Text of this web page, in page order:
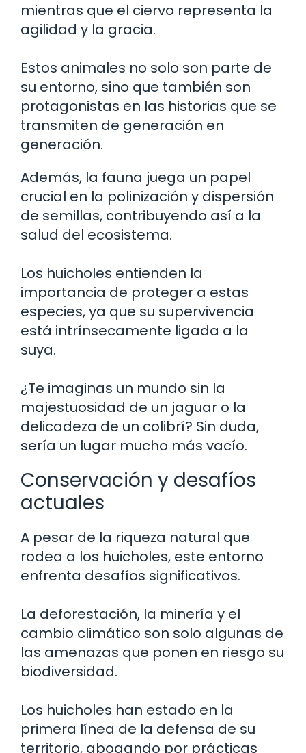
mientras que el ciervo representa la
agilidad y la gracia.
Estos animales no solo son parte de
su entorno, sino que también son
protagonistas en las historias que se
transmiten de generación en
generación.
Además, la fauna juega un papel
crucial en la polinización y dispersión
de semillas, contribuyendo así a la
salud del ecosistema.
Los huicholes entienden la
importancia de proteger a estas
especies, ya que su supervivencia
está intrínsecamente ligada a la
suya.
¿Te imaginas un mundo sin la
majestuosidad de un jaguar o la
delicadeza de un colibrí? Sin duda,
sería un lugar mucho más vacío.
Conservación y desafíos
actuales
A pesar de la riqueza natural que
rodea a los huicholes, este entorno
enfrenta desafíos significativos.
La deforestación, la minería y el
cambio climático son solo algunas de
las amenazas que ponen en riesgo su
biodiversidad.
Los huicholes han estado en la
primera línea de la defensa de su
territorio, abogando por prácticas